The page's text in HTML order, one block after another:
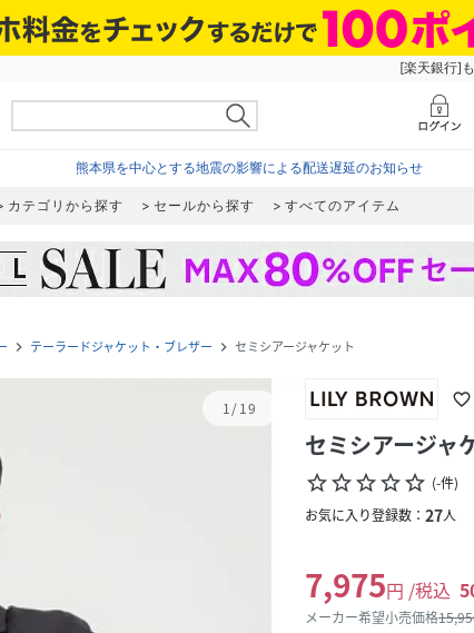
[楽天銀行]
熊本県を中心とする地震の影響による配送遅延のお知らせ
カテゴリから探す セールから探す すべてのアイテム
navigate_next テーラードジャケット・ブレザー navigate_next セミシアージャケット
1/19 favorite_border
セミシアージャ
star_borderstar_borderstar_borderstar_borderstar_border (-件)
お気に入り登録数： 27人
7,975円 /税込
メーカー希望小売価格